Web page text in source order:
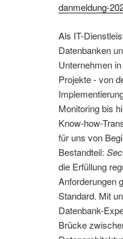
danmeldung-
Als IT-
Datenbanken
Unternehmen
Projekte - von
Monitoring bis
Know-how-
für uns von
Bestandteil:
die Erfüllung
Anforderungen
Standard. Mit
Datenbank-
Brücke